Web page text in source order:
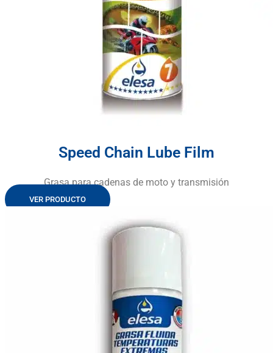
Speed Chain Lube Film
Grasa para cadenas de moto y transmisión
VER PRODUCTO